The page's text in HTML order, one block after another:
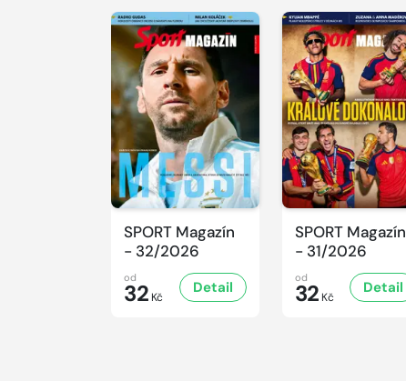
SPORT Magazín
- 32/2026
od
32 Kč
Detail
SPORT Magazín
- 31/2026
od
32 Kč
Detail